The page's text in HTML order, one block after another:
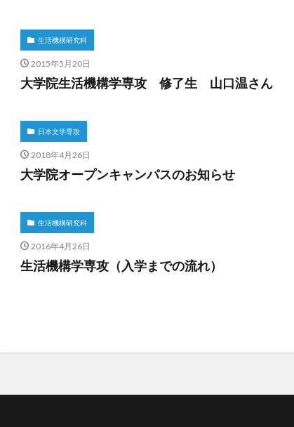
生活機構研究科
2015年5月20日
大学院生活機構学専攻 修了生 山口温さん
日本文学専攻
2018年4月26日
大学院オープンキャンパスのお知らせ
生活機構研究科
2016年4月26日
生活機構学専攻（入学までの流れ）